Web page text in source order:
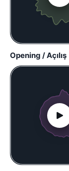
Opening / Açılış